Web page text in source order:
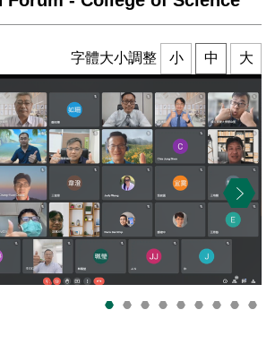
字體大小調整 小 中 大